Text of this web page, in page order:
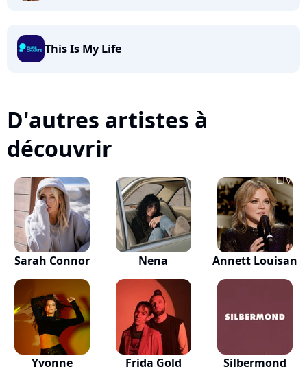
This Is My Life
D'autres artistes à
découvrir
Sarah Connor Nena Annett Louisan
Yvonne
Frida Gold Silbermond